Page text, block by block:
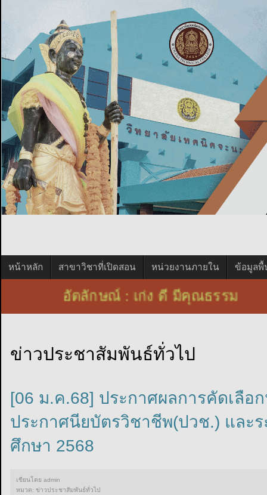
หน้าหลัก สาขาวิชาที่เปิดสอน หน่วยงานภายใน ข้อมูลพื้
ลักษณ์ : เก่ง ดี มีคุณธรรม เอก
ข่าวประชาสัมพันธ์ทั่วไป
[06 ม.ค.68] ประกาศผลการคัดเลือ
ประกาศนียบัตรวิชาชีพ(ปวช.) และ
ศึกษา 2568
เขียนโดยadmin
หมวด:ข่าวประชาสัมพันธ์ทั่วไป